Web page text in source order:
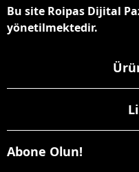
Bu site Roipas Dijital
yönetilmektedir.
Abone Olun!